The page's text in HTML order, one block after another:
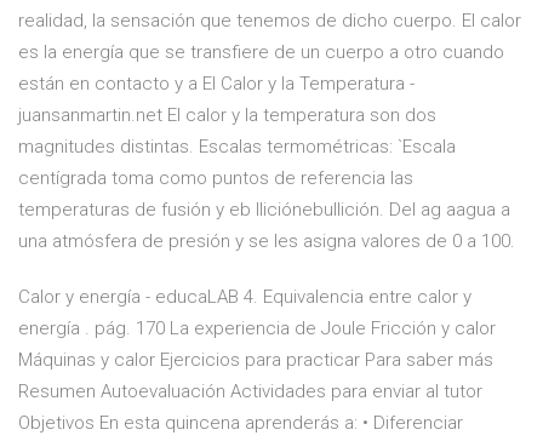
realidad, la sensación que tenemos de dicho cuerpo. El calor
es la energía que se transfiere de un cuerpo a otro cuando
están en contacto y a El Calor y la Temperatura -
juansanmartin.net El calor y la temperatura son dos
magnitudes distintas. Escalas termométricas: `Escala
centígrada toma como puntos de referencia las
temperaturas de fusión y eb lliciónebullición. Del ag aagua a
una atmósfera de presión y se les asigna valores de 0 a 100.
Calor y energía - educaLAB 4. Equivalencia entre calor y
energía . pág. 170 La experiencia de Joule Fricción y calor
Máquinas y calor Ejercicios para practicar Para saber más
Resumen Autoevaluación Actividades para enviar al tutor
Objetivos En esta quincena aprenderás a: • Diferenciar